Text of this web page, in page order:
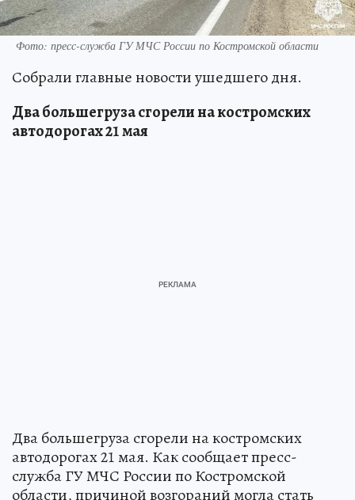
Фото: пресс-служба ГУ МЧС России по Костромской области
Собрали главные новости ушедшего дня.
Два большегруза сгорели на костромских
автодорогах 21 мая
Два большегруза сгорели на костромских
автодорогах 21 мая. Как сообщает пресс-
служба ГУ МЧС России по Костромской
области, причиной возгораний могла стать